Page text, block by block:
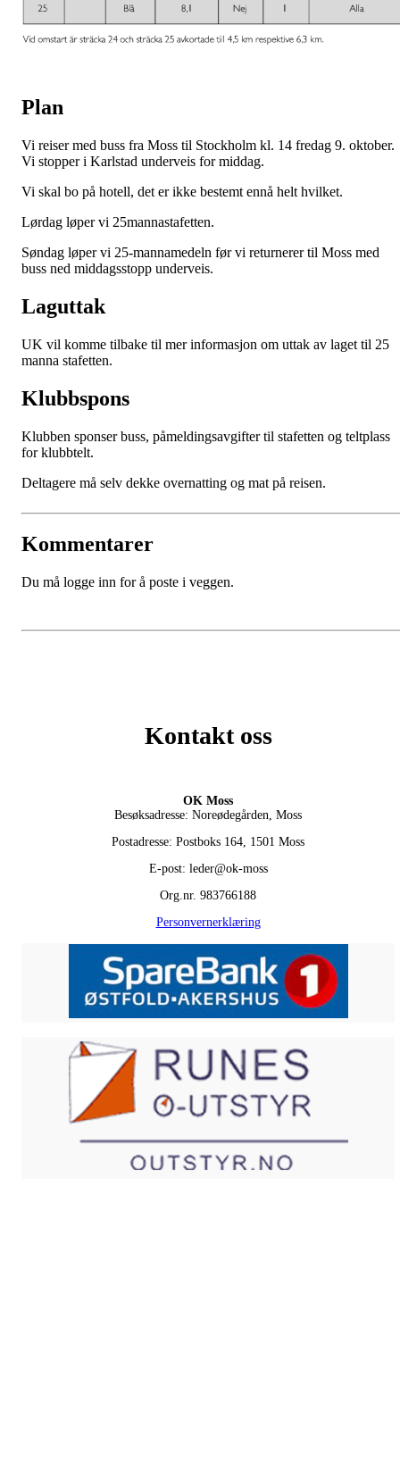
Plan
Vi reiser med buss fra Moss til Stockholm kl. 14 fredag 9. oktober.
Vi stopper i Karlstad underveis for middag.
Vi skal bo på hotell, det er ikke bestemt ennå helt hvilket.
Lørdag løper vi 25mannastafetten.
Søndag løper vi 25-mannamedeln før vi returnerer til Moss med
buss ned middagsstopp underveis.
Laguttak
UK vil komme tilbake til mer informasjon om uttak av laget til 25
manna stafetten.
Klubbspons
Klubben sponser buss, påmeldingsavgifter til stafetten og teltplass
for klubbtelt.
Deltagere må selv dekke overnatting og mat på reisen.
Kommentarer
Du må logge inn for å poste i veggen.
Kontakt oss
OK Moss
Besøksadresse: Noreødegården, Moss
Postadresse: Postboks 164, 1501 Moss
E-post: leder@ok-moss
Org.nr. 983766188
Personvernerklæring